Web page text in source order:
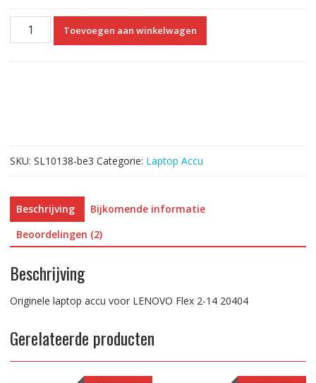
Originele
20404
aantal
Toevoegen aan winkelwagen
SKU: SL10138-be3 Categorie: Laptop Accu
Beschrijving
Bijkomende informatie
Beoordelingen (2)
Beschrijving
Originele laptop accu voor LENOVO Flex 2-14 20404
Gerelateerde producten